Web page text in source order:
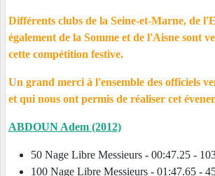
Différents clubs de la Seine-et-Marne, de
également de la Somme et de l'Aisne sont
cette compétition festive.
Un grand merci à l'ensemble des officiels
et qui nous ont permis de réaliser cet
ABDOUN Adem (2012)
50 Nage Libre Messieurs - 00:47.25 -
100 Nage Libre Messieurs - 01:47.65 -